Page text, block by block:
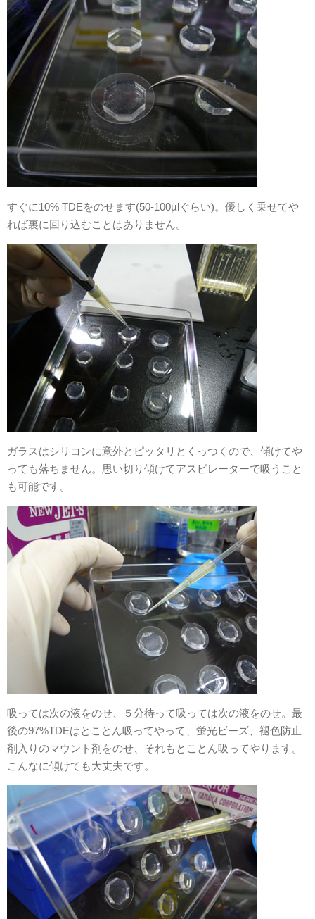
すぐに10% TDEをのせます(50-100µlぐらい)。優しく乗せてや
れば裏に回り込むことはありません。
ガラスはシリコンに意外とピッタリとくっつくので、傾けてや
っても落ちません。思い切り傾けてアスピレーターで吸うこと
も可能です。
吸っては次の液をのせ、５分待って吸っては次の液をのせ。最
後の97%TDEはとことん吸ってやって、蛍光ビーズ、褪色防止
剤入りのマウント剤をのせ、それもとことん吸ってやります。
こんなに傾けても大丈夫です。